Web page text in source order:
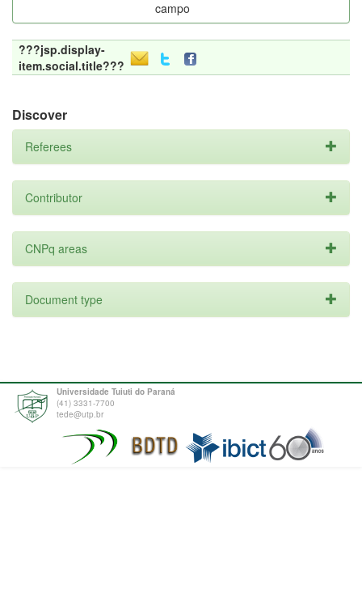
campo
???jsp.display-
item.social.title???
Discover
Referees
Contributor
CNPq areas
Document type
Universidade Tuiuti do Paraná
(41) 3331-7700
tede@utp.br